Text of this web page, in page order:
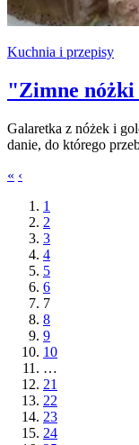
Kuchnia i przepisy
"Zimne
Galaretka z nóżek i
danie, do którego
« ‹
1
2
3
4
5
6
7
8
9
10
…
21
22
23
24